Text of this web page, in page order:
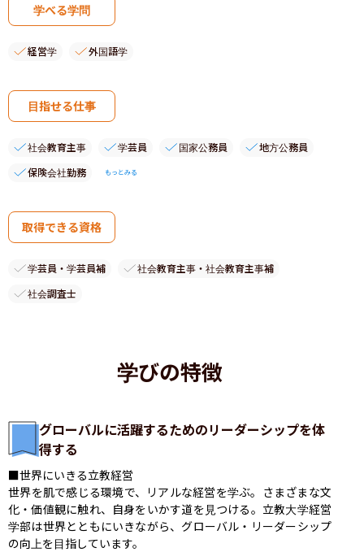
学べる学問
経営学 外国語学
目指せる仕事
社会教育主事 学芸員 国家公務員
地方公務員
保険会社勤務
もっとみる
取得できる資格
学芸員・学芸員補
社会教育主事・社会教育主事補
社会調査士
学びの特徴
グローバルに活躍するためのリーダーシップを体
得する
■世界にいきる立教経営
世界を肌で感じる環境で、リアルな経営を学ぶ。さまざまな文
化・価値観に触れ、自身をいかす道を見つける。立教大学経営
学部は世界とともにいきながら、グローバル・リーダーシップ
の向上を目指しています。